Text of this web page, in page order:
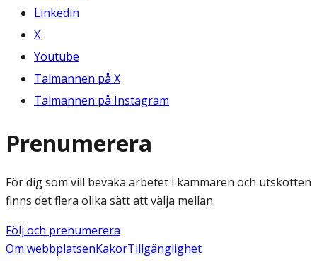
Linkedin
X
Youtube
Talmannen på X
Talmannen på Instagram
Prenumerera
För dig som vill bevaka arbetet i kammaren och utskotten
finns det flera olika sätt att välja mellan.
Följ och prenumerera
Om webbplatsenKakorTillgänglighet